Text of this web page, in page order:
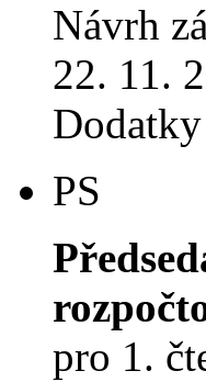
Návrh
22. 11.
PS
pro 1.